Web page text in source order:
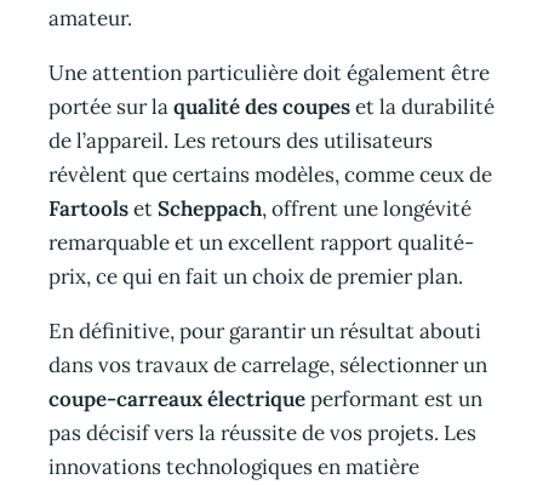
amateur.
Une attention particulière doit également être
portée sur laqualité des coupeset la durabilité
de l’appareil. Les retours des utilisateurs
révèlent que certains modèles, comme ceux de
FartoolsetScheppach, offrent une longévité
remarquable et un excellent rapport qualité-
prix, ce qui en fait un choix de premier plan.
En définitive, pour garantir un résultat abouti
dans vos travaux de carrelage, sélectionner un
coupe-carreaux électriqueperformant est un
pas décisif vers la réussite de vos projets. Les
innovations technologiques en matière